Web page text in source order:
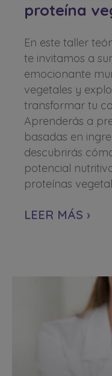
proteína
En este taller
te invitamos a
emocionante
vegetales y
transformar tu
Aprenderás a
basadas en
descubrirás
potencial
proteínas
LEER MÁS ›